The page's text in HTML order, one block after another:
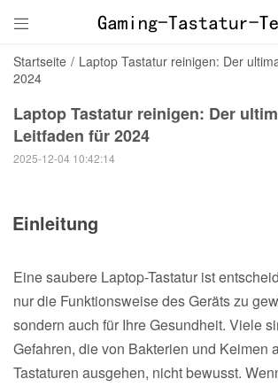

Startseite / Laptop Tastatur reinigen: Der
2024
Laptop Tastatur reinigen: Der
Leitfaden für 2024
2025-12-04 10:42:14
Einleitung
Eine saubere Laptop-Tastatur ist
nur die Funktionsweise des Geräts zu
sondern auch für Ihre Gesundheit. Viele
Gefahren, die von Bakterien und Keimen
Tastaturen ausgehen, nicht bewusst.